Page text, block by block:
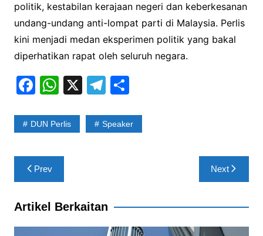
politik, kestabilan kerajaan negeri dan keberkesanan
undang-undang anti-lompat parti di Malaysia. Perlis
kini menjadi medan eksperimen politik yang bakal
diperhatikan rapat oleh seluruh negara.
F
c
b
o
o
k
W
at
A
p
p
X T
e
S
ar
DUN Perlis Speaker
Post
navigation
Prev Next
Artikel Berkaitan